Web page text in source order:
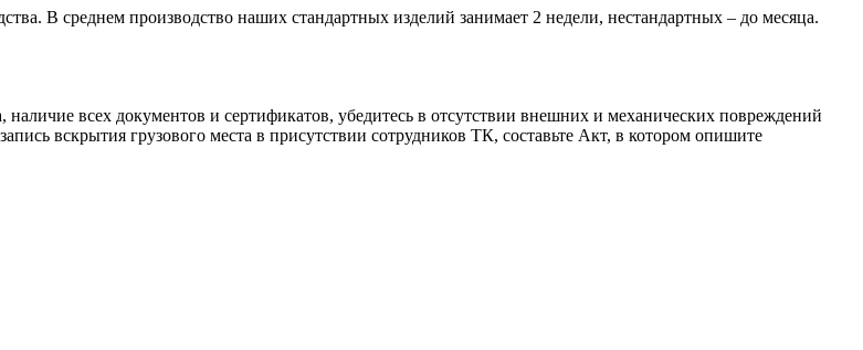
В среднем производство наших стандартных изделий занимает 2 недели, нестандартных – до месяца.
всех документов и сертификатов, убедитесь в отсутствии внешних и механических повреждений
вскрытия грузового места в присутствии сотрудников ТК, составьте Акт, в котором опишите